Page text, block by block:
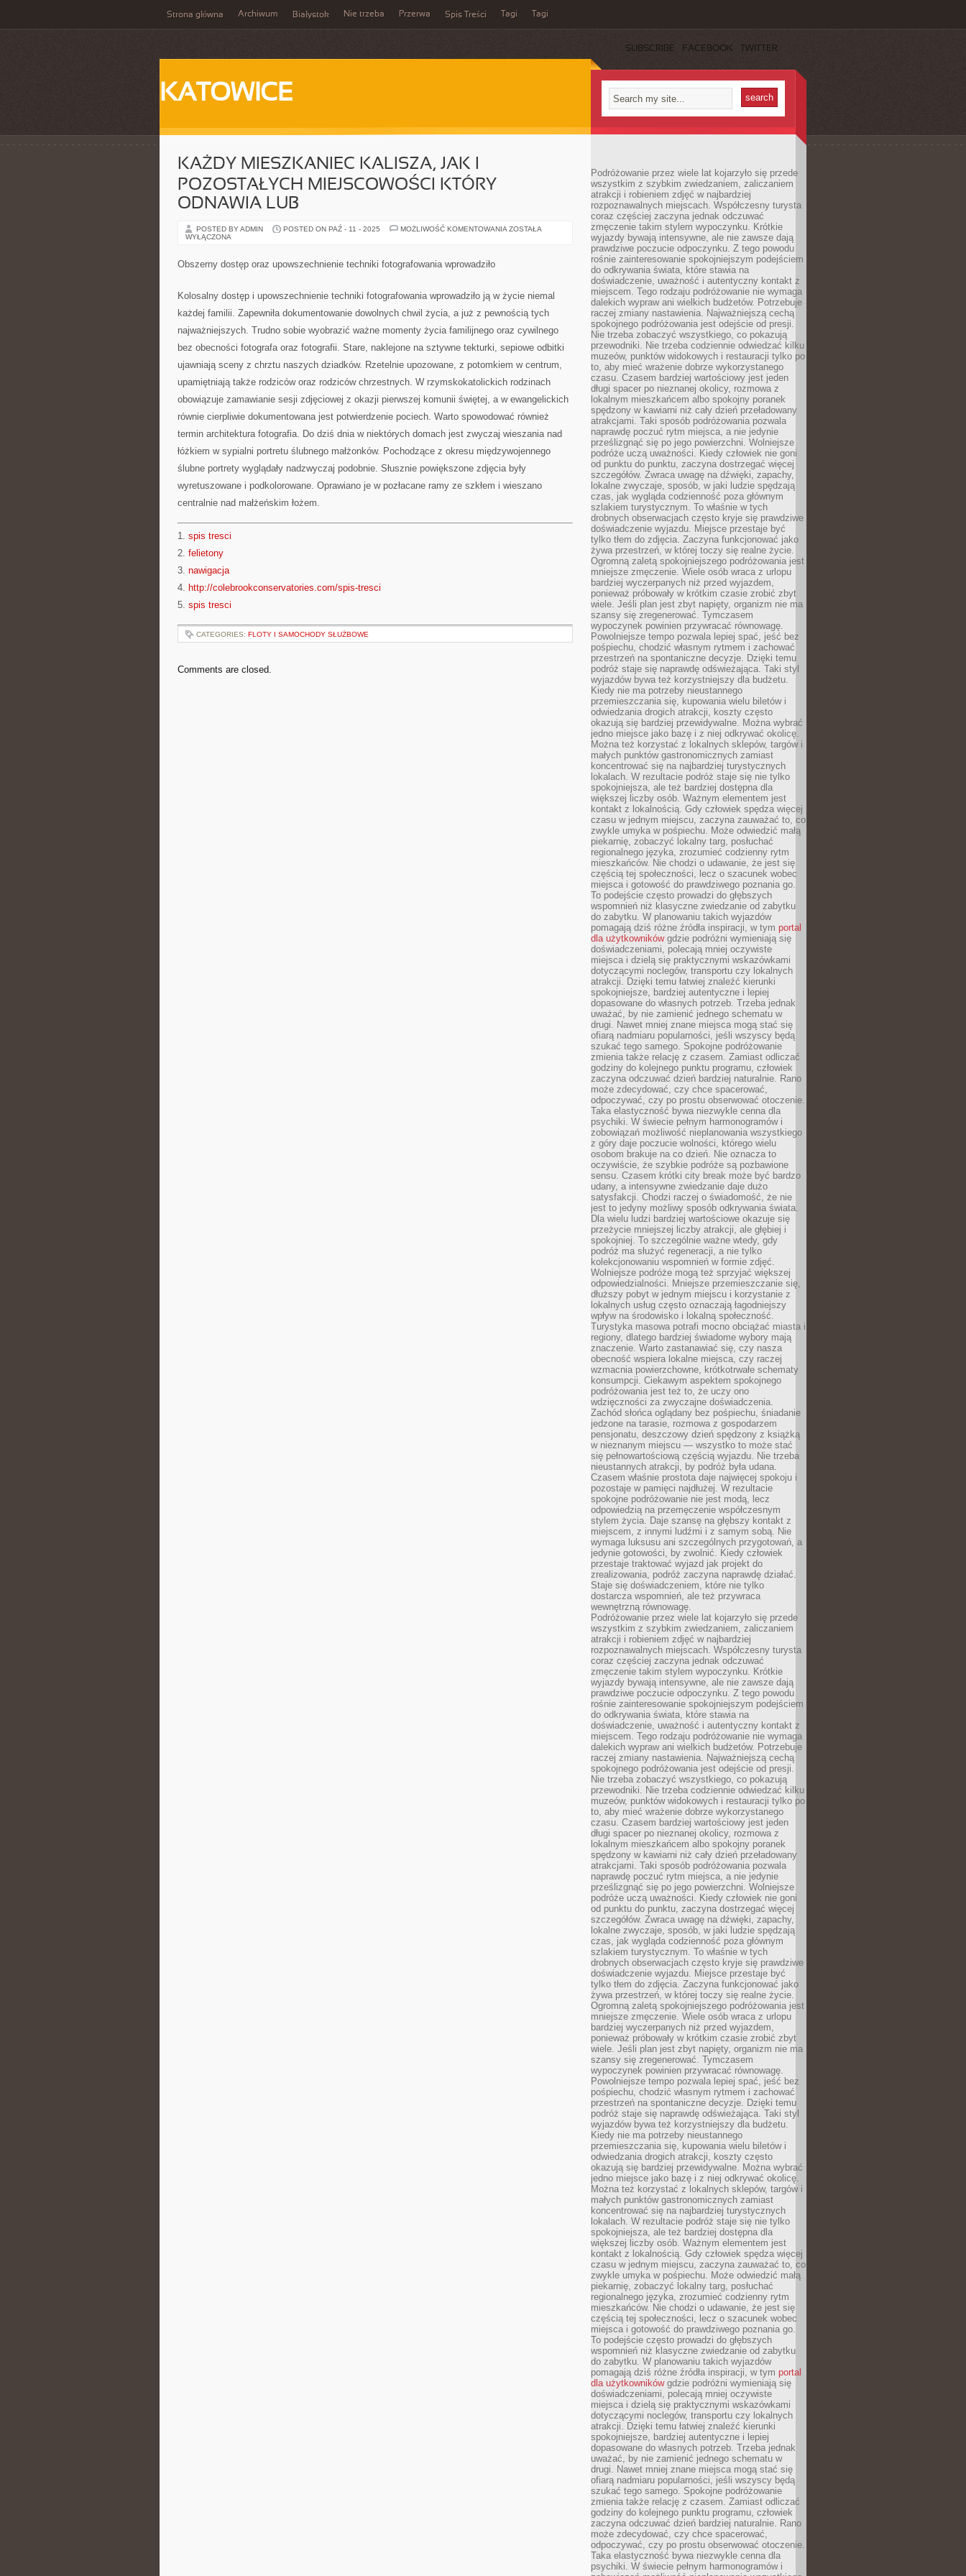
Strona główna Archiwum Białystok Nie trzeba Przerwa Spis Treści Tagi Tagi
SUBSCRIBE FACEBOOK TWITTER
KATOWICE
KAŻDY MIESZKANIEC KALISZA, JAK I
POZOSTAŁYCH MIEJSCOWOŚCI KTÓRY
ODNAWIA LUB
POSTED BY ADMIN POSTED ON PAŹ - 11 - 2025 MOŻLIWOŚĆ KOMENTOWANIA KAŻDY
ODNAWIA
LUB
ZOSTAŁA
WYŁĄCZONA
Obszerny dostęp oraz upowszechnienie techniki fotografowania wprowadziło
Kolosalny dostęp i upowszechnienie techniki fotografowania wprowadziło ją w życie niemal
każdej familii. Zapewniła dokumentowanie dowolnych chwil życia, a już z pewnością tych
najważniejszych. Trudno sobie wyobrazić ważne momenty życia familijnego oraz cywilnego
bez obecności fotografa oraz fotografii. Stare, naklejone na sztywne tekturki, sepiowe odbitki
ujawniają sceny z chrztu naszych dziadków. Rzetelnie upozowane, z potomkiem w centrum,
upamiętniają także rodziców oraz rodziców chrzestnych. W rzymskokatolickich rodzinach
obowiązuje zamawianie sesji zdjęciowej z okazji pierwszej komunii świętej, a w ewangelickich
równie cierpliwie dokumentowana jest potwierdzenie pociech. Warto spowodować również
termin architektura fotografia. Do dziś dnia w niektórych domach jest zwyczaj wieszania nad
łóżkiem w sypialni portretu ślubnego małżonków. Pochodzące z okresu międzywojennego
ślubne portrety wyglądały nadzwyczaj podobnie. Słusznie powiększone zdjęcia były
wyretuszowane i podkolorowane. Oprawiano je w pozłacane ramy ze szkłem i wieszano
centralnie nad małżeńskim łożem.
1. spis tresci
2. felietony
3. nawigacja
4. http://colebrookconservatories.com/spis-tresci
5. spis tresci
CATEGORIES: FLOTY I SAMOCHODY SŁUŻBOWE
Comments are closed.
Podróżowanie przez wiele lat kojarzyło się przede
wszystkim z szybkim zwiedzaniem, zaliczaniem
atrakcji i robieniem zdjęć w najbardziej
rozpoznawalnych miejscach. Współczesny turysta
coraz częściej zaczyna jednak odczuwać
zmęczenie takim stylem wypoczynku. Krótkie
wyjazdy bywają intensywne, ale nie zawsze dają
prawdziwe poczucie odpoczynku. Z tego powodu
rośnie zainteresowanie spokojniejszym podejściem
do odkrywania świata, które stawia na
doświadczenie, uważność i autentyczny kontakt z
miejscem. Tego rodzaju podróżowanie nie wymaga
dalekich wypraw ani wielkich budżetów. Potrzebuje
raczej zmiany nastawienia. Najważniejszą cechą
spokojnego podróżowania jest odejście od presji.
Nie trzeba zobaczyć wszystkiego, co pokazują
przewodniki. Nie trzeba codziennie odwiedzać kilku
muzeów, punktów widokowych i restauracji tylko po
to, aby mieć wrażenie dobrze wykorzystanego
czasu. Czasem bardziej wartościowy jest jeden
długi spacer po nieznanej okolicy, rozmowa z
lokalnym mieszkańcem albo spokojny poranek
spędzony w kawiarni niż cały dzień przeładowany
atrakcjami. Taki sposób podróżowania pozwala
naprawdę poczuć rytm miejsca, a nie jedynie
prześlizgnąć się po jego powierzchni. Wolniejsze
podróże uczą uważności. Kiedy człowiek nie goni
od punktu do punktu, zaczyna dostrzegać więcej
szczegółów. Zwraca uwagę na dźwięki, zapachy,
lokalne zwyczaje, sposób, w jaki ludzie spędzają
czas, jak wygląda codzienność poza głównym
szlakiem turystycznym. To właśnie w tych
drobnych obserwacjach często kryje się prawdziwe
doświadczenie wyjazdu. Miejsce przestaje być
tylko tłem do zdjęcia. Zaczyna funkcjonować jako
żywa przestrzeń, w której toczy się realne życie.
Ogromną zaletą spokojniejszego podróżowania jest
mniejsze zmęczenie. Wiele osób wraca z urlopu
bardziej wyczerpanych niż przed wyjazdem,
ponieważ próbowały w krótkim czasie zrobić zbyt
wiele. Jeśli plan jest zbyt napięty, organizm nie ma
szansy się zregenerować. Tymczasem
wypoczynek powinien przywracać równowagę.
Powolniejsze tempo pozwala lepiej spać, jeść bez
pośpiechu, chodzić własnym rytmem i zachować
przestrzeń na spontaniczne decyzje. Dzięki temu
podróż staje się naprawdę odświeżająca. Taki styl
wyjazdów bywa też korzystniejszy dla budżetu.
Kiedy nie ma potrzeby nieustannego
przemieszczania się, kupowania wielu biletów i
odwiedzania drogich atrakcji, koszty często
okazują się bardziej przewidywalne. Można wybrać
jedno miejsce jako bazę i z niej odkrywać okolicę.
Można też korzystać z lokalnych sklepów, targów i
małych punktów gastronomicznych zamiast
koncentrować się na najbardziej turystycznych
lokalach. W rezultacie podróż staje się nie tylko
spokojniejsza, ale też bardziej dostępna dla
większej liczby osób. Ważnym elementem jest
kontakt z lokalnością. Gdy człowiek spędza więcej
czasu w jednym miejscu, zaczyna zauważać to, co
zwykle umyka w pośpiechu. Może odwiedzić małą
piekarnię, zobaczyć lokalny targ, posłuchać
regionalnego języka, zrozumieć codzienny rytm
mieszkańców. Nie chodzi o udawanie, że jest się
częścią tej społeczności, lecz o szacunek wobec
miejsca i gotowość do prawdziwego poznania go.
To podejście często prowadzi do głębszych
wspomnień niż klasyczne zwiedzanie od zabytku
do zabytku. W planowaniu takich wyjazdów
pomagają dziś różne źródła inspiracji, w tym portal
dla użytkownikówgdzie podróżni wymieniają się
doświadczeniami, polecają mniej oczywiste
miejsca i dzielą się praktycznymi wskazówkami
dotyczącymi noclegów, transportu czy lokalnych
atrakcji. Dzięki temu łatwiej znaleźć kierunki
spokojniejsze, bardziej autentyczne i lepiej
dopasowane do własnych potrzeb. Trzeba jednak
uważać, by nie zamienić jednego schematu w
drugi. Nawet mniej znane miejsca mogą stać się
ofiarą nadmiaru popularności, jeśli wszyscy będą
szukać tego samego. Spokojne podróżowanie
zmienia także relację z czasem. Zamiast odliczać
godziny do kolejnego punktu programu, człowiek
zaczyna odczuwać dzień bardziej naturalnie. Rano
może zdecydować, czy chce spacerować,
odpoczywać, czy po prostu obserwować otoczenie.
Taka elastyczność bywa niezwykle cenna dla
psychiki. W świecie pełnym harmonogramów i
zobowiązań możliwość nieplanowania wszystkiego
z góry daje poczucie wolności, którego wielu
osobom brakuje na co dzień. Nie oznacza to
oczywiście, że szybkie podróże są pozbawione
sensu. Czasem krótki city break może być bardzo
udany, a intensywne zwiedzanie daje dużo
satysfakcji. Chodzi raczej o świadomość, że nie
jest to jedyny możliwy sposób odkrywania świata.
Dla wielu ludzi bardziej wartościowe okazuje się
przeżycie mniejszej liczby atrakcji, ale głębiej i
spokojniej. To szczególnie ważne wtedy, gdy
podróż ma służyć regeneracji, a nie tylko
kolekcjonowaniu wspomnień w formie zdjęć.
Wolniejsze podróże mogą też sprzyjać większej
odpowiedzialności. Mniejsze przemieszczanie się,
dłuższy pobyt w jednym miejscu i korzystanie z
lokalnych usług często oznaczają łagodniejszy
wpływ na środowisko i lokalną społeczność.
Turystyka masowa potrafi mocno obciążać miasta i
regiony, dlatego bardziej świadome wybory mają
znaczenie. Warto zastanawiać się, czy nasza
obecność wspiera lokalne miejsca, czy raczej
wzmacnia powierzchowne, krótkotrwałe schematy
konsumpcji. Ciekawym aspektem spokojnego
podróżowania jest też to, że uczy ono
wdzięczności za zwyczajne doświadczenia.
Zachód słońca oglądany bez pośpiechu, śniadanie
jedzone na tarasie, rozmowa z gospodarzem
pensjonatu, deszczowy dzień spędzony z książką
w nieznanym miejscu — wszystko to może stać
się pełnowartościową częścią wyjazdu. Nie trzeba
nieustannych atrakcji, by podróż była udana.
Czasem właśnie prostota daje najwięcej spokoju i
pozostaje w pamięci najdłużej. W rezultacie
spokojne podróżowanie nie jest modą, lecz
odpowiedzią na przemęczenie współczesnym
stylem życia. Daje szansę na głębszy kontakt z
miejscem, z innymi ludźmi i z samym sobą. Nie
wymaga luksusu ani szczególnych przygotowań, a
jedynie gotowości, by zwolnić. Kiedy człowiek
przestaje traktować wyjazd jak projekt do
zrealizowania, podróż zaczyna naprawdę działać.
Staje się doświadczeniem, które nie tylko
dostarcza wspomnień, ale też przywraca
wewnętrzną równowagę.
Podróżowanie przez wiele lat kojarzyło się przede
wszystkim z szybkim zwiedzaniem, zaliczaniem
atrakcji i robieniem zdjęć w najbardziej
rozpoznawalnych miejscach. Współczesny turysta
coraz częściej zaczyna jednak odczuwać
zmęczenie takim stylem wypoczynku. Krótkie
wyjazdy bywają intensywne, ale nie zawsze dają
prawdziwe poczucie odpoczynku. Z tego powodu
rośnie zainteresowanie spokojniejszym podejściem
do odkrywania świata, które stawia na
doświadczenie, uważność i autentyczny kontakt z
miejscem. Tego rodzaju podróżowanie nie wymaga
dalekich wypraw ani wielkich budżetów. Potrzebuje
raczej zmiany nastawienia. Najważniejszą cechą
spokojnego podróżowania jest odejście od presji.
Nie trzeba zobaczyć wszystkiego, co pokazują
przewodniki. Nie trzeba codziennie odwiedzać kilku
muzeów, punktów widokowych i restauracji tylko po
to, aby mieć wrażenie dobrze wykorzystanego
czasu. Czasem bardziej wartościowy jest jeden
długi spacer po nieznanej okolicy, rozmowa z
lokalnym mieszkańcem albo spokojny poranek
spędzony w kawiarni niż cały dzień przeładowany
atrakcjami. Taki sposób podróżowania pozwala
naprawdę poczuć rytm miejsca, a nie jedynie
prześlizgnąć się po jego powierzchni. Wolniejsze
podróże uczą uważności. Kiedy człowiek nie goni
od punktu do punktu, zaczyna dostrzegać więcej
szczegółów. Zwraca uwagę na dźwięki, zapachy,
lokalne zwyczaje, sposób, w jaki ludzie spędzają
czas, jak wygląda codzienność poza głównym
szlakiem turystycznym. To właśnie w tych
drobnych obserwacjach często kryje się prawdziwe
doświadczenie wyjazdu. Miejsce przestaje być
tylko tłem do zdjęcia. Zaczyna funkcjonować jako
żywa przestrzeń, w której toczy się realne życie.
Ogromną zaletą spokojniejszego podróżowania jest
mniejsze zmęczenie. Wiele osób wraca z urlopu
bardziej wyczerpanych niż przed wyjazdem,
ponieważ próbowały w krótkim czasie zrobić zbyt
wiele. Jeśli plan jest zbyt napięty, organizm nie ma
szansy się zregenerować. Tymczasem
wypoczynek powinien przywracać równowagę.
Powolniejsze tempo pozwala lepiej spać, jeść bez
pośpiechu, chodzić własnym rytmem i zachować
przestrzeń na spontaniczne decyzje. Dzięki temu
podróż staje się naprawdę odświeżająca. Taki styl
wyjazdów bywa też korzystniejszy dla budżetu.
Kiedy nie ma potrzeby nieustannego
przemieszczania się, kupowania wielu biletów i
odwiedzania drogich atrakcji, koszty często
okazują się bardziej przewidywalne. Można wybrać
jedno miejsce jako bazę i z niej odkrywać okolicę.
Można też korzystać z lokalnych sklepów, targów i
małych punktów gastronomicznych zamiast
koncentrować się na najbardziej turystycznych
lokalach. W rezultacie podróż staje się nie tylko
spokojniejsza, ale też bardziej dostępna dla
większej liczby osób. Ważnym elementem jest
kontakt z lokalnością. Gdy człowiek spędza więcej
czasu w jednym miejscu, zaczyna zauważać to, co
zwykle umyka w pośpiechu. Może odwiedzić małą
piekarnię, zobaczyć lokalny targ, posłuchać
regionalnego języka, zrozumieć codzienny rytm
mieszkańców. Nie chodzi o udawanie, że jest się
częścią tej społeczności, lecz o szacunek wobec
miejsca i gotowość do prawdziwego poznania go.
To podejście często prowadzi do głębszych
wspomnień niż klasyczne zwiedzanie od zabytku
do zabytku. W planowaniu takich wyjazdów
pomagają dziś różne źródła inspiracji, w tym portal
dla użytkownikówgdzie podróżni wymieniają się
doświadczeniami, polecają mniej oczywiste
miejsca i dzielą się praktycznymi wskazówkami
dotyczącymi noclegów, transportu czy lokalnych
atrakcji. Dzięki temu łatwiej znaleźć kierunki
spokojniejsze, bardziej autentyczne i lepiej
dopasowane do własnych potrzeb. Trzeba jednak
uważać, by nie zamienić jednego schematu w
drugi. Nawet mniej znane miejsca mogą stać się
ofiarą nadmiaru popularności, jeśli wszyscy będą
szukać tego samego. Spokojne podróżowanie
zmienia także relację z czasem. Zamiast odliczać
godziny do kolejnego punktu programu, człowiek
zaczyna odczuwać dzień bardziej naturalnie. Rano
może zdecydować, czy chce spacerować,
odpoczywać, czy po prostu obserwować otoczenie.
Taka elastyczność bywa niezwykle cenna dla
psychiki. W świecie pełnym harmonogramów i